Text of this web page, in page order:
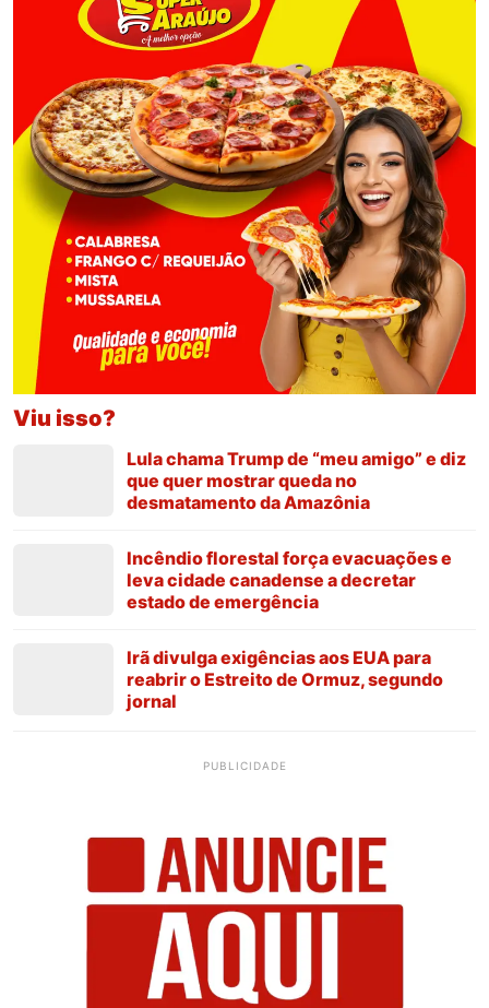
Viu isso?
Lula chama Trump de “meu amigo” e diz
que quer mostrar queda no
desmatamento da Amazônia
Incêndio florestal força evacuações e
leva cidade canadense a decretar
estado de emergência
Irã divulga exigências aos EUA para
reabrir o Estreito de Ormuz, segundo
jornal
PUBLICIDADE